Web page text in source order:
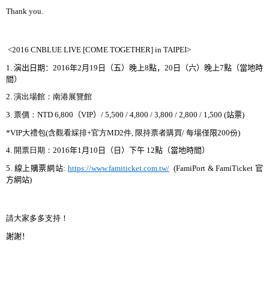
Thank you.
<2016 CNBLUE LIVE [COME TOGETHER] in TAIPEI>
1. 演出日期： 2016年2 月 19 日（五）晚上8點， 20 日（六）晚上7點（當地時
間）
2. 演出場館：南港展覽館
3. 票價： NTD 6,800 （VIP） / 5,500 / 4,800 / 3,800 / 2,800 / 1,500 (站票)
*VIP大禮包(含觀看綵排+官方MD2件 限持票者購買/ 每場僅限200份)
4. 開票日期： 2016年1月 10 日（日）下午 12點（當地時間）
5. 線上購票網站: https://www.famiticket.com.tw/ (FamiPort & FamiTicket 官
方網站)
請大家多多支持 ！
謝謝！